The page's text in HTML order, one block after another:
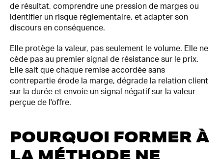
de résultat, comprendre une pression de marges ou
identifier un risque réglementaire, et adapter son
discours en conséquence.
Elle protège la valeur, pas seulement le volume. Elle ne
cède pas au premier signal de résistance sur le prix.
Elle sait que chaque remise accordée sans
contrepartie érode la marge, dégrade la relation client
sur la durée et envoie un signal négatif sur la valeur
perçue de l'offre.
POURQUOI FORMER À